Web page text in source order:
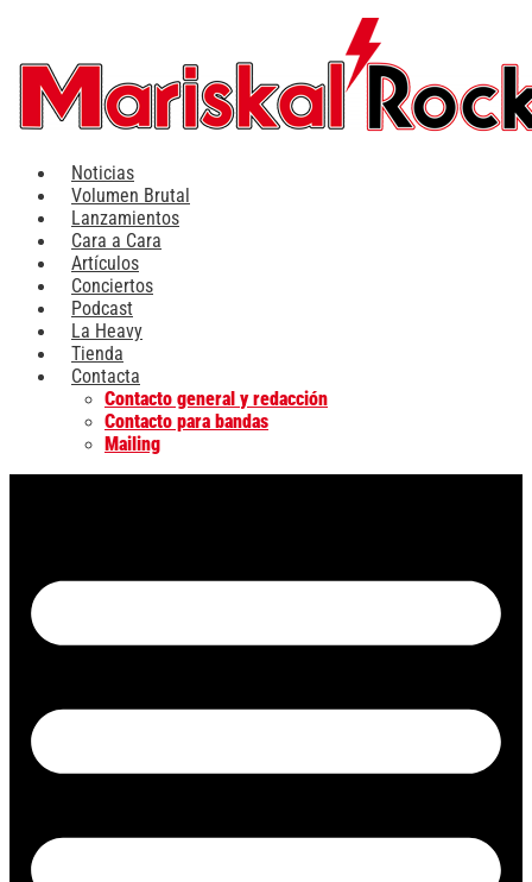
contenido
Noticias
Volumen Brutal
Lanzamientos
Cara a Cara
Artículos
Conciertos
Podcast
La Heavy
Tienda
Contacta
Contacto general y redacción
Contacto para bandas
Mailing